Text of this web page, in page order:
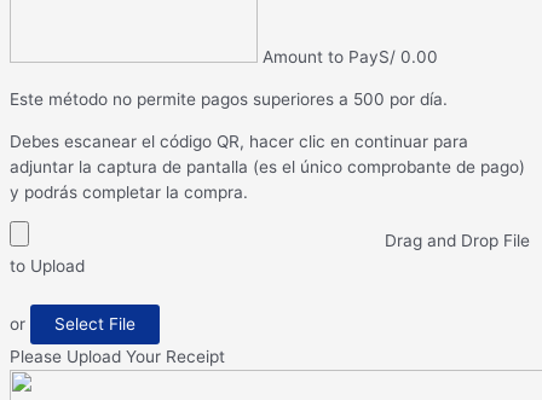
Amount to PayS/ 0.00
Este método no permite pagos superiores a 500 por día.
Debes escanear el código QR, hacer clic en continuar para
adjuntar la captura de pantalla (es el único comprobante de pago)
y podrás completar la compra.
Drag and Drop File
to Upload
or
Select File
Please Upload Your Receipt